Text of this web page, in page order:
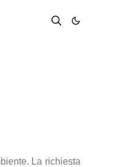
La richiesta